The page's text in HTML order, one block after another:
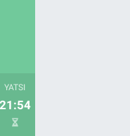
YATSI
21:54